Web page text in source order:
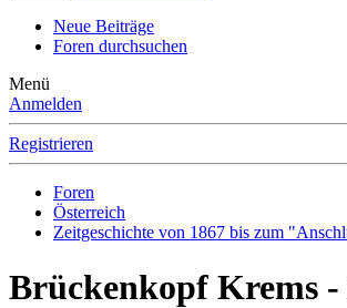
Neue Beiträge
Foren durchsuchen
Menü
Anmelden
Registrieren
Foren
Österreich
Zeitgeschichte von 1867 bis zum
Brückenkopf Krems